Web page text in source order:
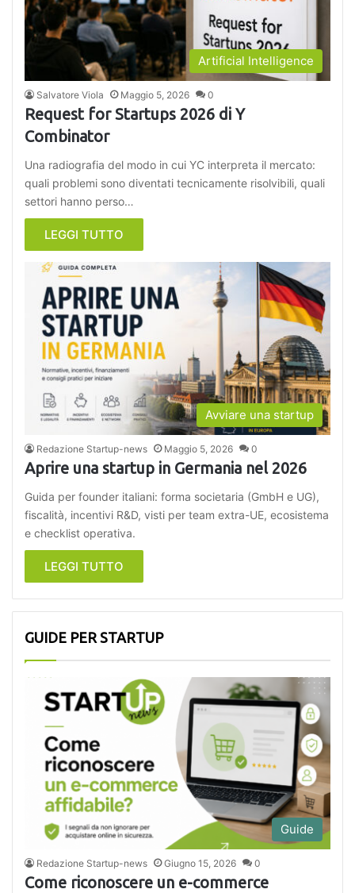
Artificial Intelligence
Salvatore Viola Maggio 5, 2026 0
Request for Startups 2026 di Y
Combinator
Una radiografia del modo in cui YC interpreta il mercato:
quali problemi sono diventati tecnicamente risolvibili, quali
settori hanno perso…
LEGGI TUTTO
Avviare una startup
Redazione Startup-news Maggio 5, 2026 0
Aprire una startup in Germania nel 2026
Guida per founder italiani: forma societaria (GmbH e UG),
fiscalità, incentivi R&D, visti per team extra-UE, ecosistema
e checklist operativa.
LEGGI TUTTO
GUIDE PER STARTUP
Guide
Redazione Startup-news Giugno 15, 2026 0
Come riconoscere un e-commerce